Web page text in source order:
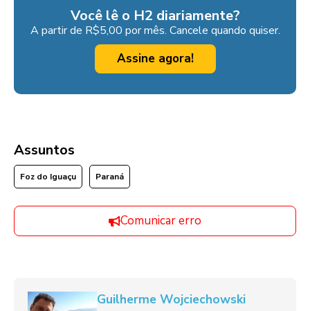
Você lê o H2 diariamente?
A partir de R$5,00 por mês. Cancele quando quiser.
Assine agora!
Assuntos
Foz do Iguaçu Paraná
Comunicar erro
Guilherme Wojciechowski